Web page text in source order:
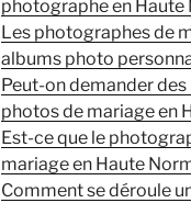
photographe en Haute
Les photographes de
albums photo
Peut-on demander
photos de mariage en
Est-ce que le
mariage en Haute
Comment se déroule